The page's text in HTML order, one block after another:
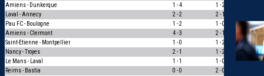
Amiens - Dunkerque
1 - 4 1 - 2
Laval - Annecy
2 - 2 2 - 1
Pau FC - Boulogne
1 - 2 1 - 0
0
Amiens - Clermont
4 - 3 2 - 1
1
Saint-Etienne - Montpellier
1 - 0 1 - 2
0
Nancy - Troyes
2 - 1 1 - 2
0
Le Mans - Laval
1 - 1 1 - 0
0
Reims - Bastia
0 - 0 2 - 0